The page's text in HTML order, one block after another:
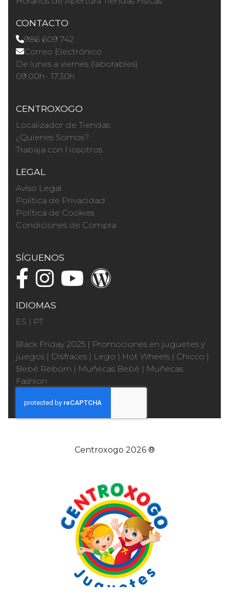
CONTACTO
986 609 742
Correo Electrónico
De lunes a viernes (laborables)
09.00h · 17.30h
CENTROXOGO
Localizador de Tiendas
¿Quienes Somos?
Trabaja con Nosotros
LEGAL
Aviso Legal
Política de Privacidad
Política de Cookies
Condiciones de Compra
SÍGUENOS
IDIOMAS
ES | PT
Black Friday 2025 | Promociones en juguetes y
juegos | Disfraces | Lego | Hot Wheels | Chicco |
Bebé Reborn | Muñecas Bebé | Muñecas
Fashion
Centroxogo 2026 ®